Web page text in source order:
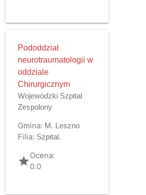
Pododdział
neurotraumatologii w
oddziale
Chirurgicznym
Wojewódzki Szpital
Zespolony
Gmina: M. Leszno
Filia: Szpital.
gradeOcena:
0.0